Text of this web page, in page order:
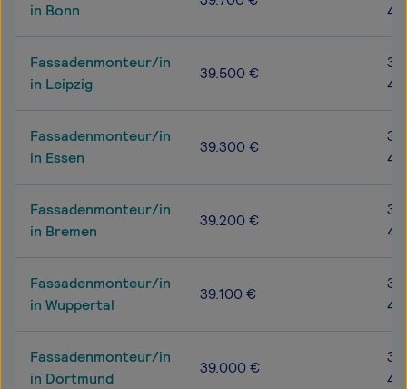
in Bonn
Fassadenmonteur/in
in Leipzig
39.500 €
Fassadenmonteur/in
in Essen
39.300 €
Fassadenmonteur/in
in Bremen
39.200 €
Fassadenmonteur/in
in Wuppertal
39.100 €
Fassadenmonteur/in
in Dortmund
39.000 €